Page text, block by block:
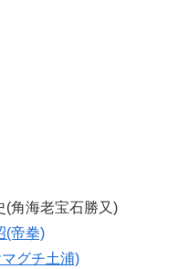
海老宝石勝又)
(帝拳)
グチ土浦)